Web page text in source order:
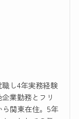
し4年実務経験
業勤務とフリ
ら関東在住。5年